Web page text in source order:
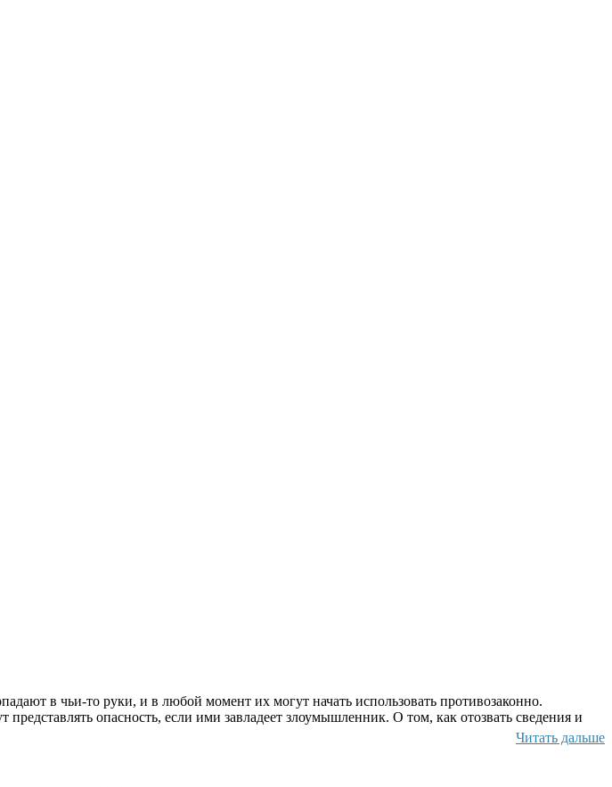
в чьи-то руки, и в любой момент их могут начать использовать противозаконно.
опасность, если ими завладеет злоумышленник. О том, как отозвать сведения и
Читать дальше